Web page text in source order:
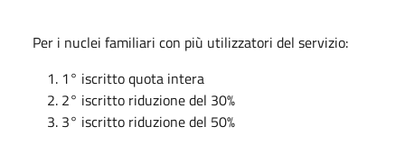
Per i nuclei familiari con più utilizzatori del servizio:
1° iscritto quota intera
2° iscritto riduzione del 30%
3° iscritto riduzione del 50%